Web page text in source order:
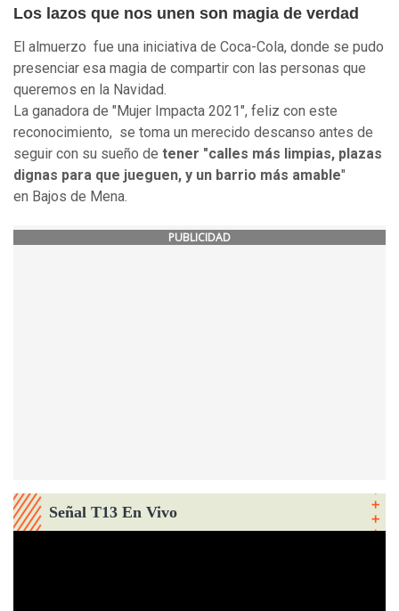
Los lazos que nos unen son magia de verdad
El almuerzo fue una iniciativa de Coca-Cola, donde se pudo
presenciar esa magia de compartir con las personas que
queremos en la Navidad.
La ganadora de "Mujer Impacta 2021", feliz con este
reconocimiento, se toma un merecido descanso antes de
seguir con su sueño de tener "calles más limpias, plazas
dignas para que jueguen, y un barrio más amable"
en Bajos de Mena.
PUBLICIDAD
Señal T13 En Vivo